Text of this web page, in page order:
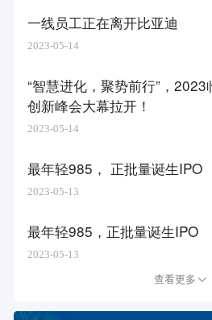
一线员工正在离开比亚迪
2023-05-14
“智慧进化，聚势前行”，
创新峰会大幕拉开！
2023-05-14
最年轻985， 正批量诞生IPO
2023-05-13
最年轻985，正批量诞生IPO
2023-05-13
查看更多